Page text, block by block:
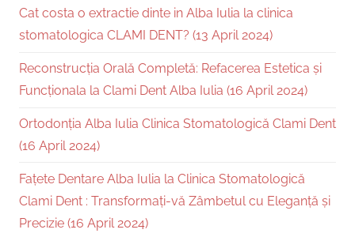
Cat costa o extractie dinte in Alba Iulia la clinica
stomatologica CLAMI DENT? (13 April 2024)
Reconstrucția Orală Completă: Refacerea Estetica și
Funcționala la Clami Dent Alba Iulia (16 April 2024)
Ortodonția Alba Iulia Clinica Stomatologică Clami Dent
(16 April 2024)
Fațete Dentare Alba Iulia la Clinica Stomatologică
Clami Dent : Transformați-vă Zâmbetul cu Eleganță și
Precizie (16 April 2024)